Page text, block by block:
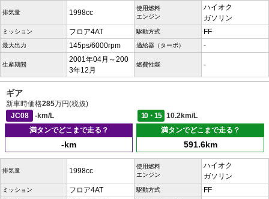
排気量 1998cc
使用燃料
エンジン
ハイオク
ガソリン
ミッション フロア4AT 駆動方式 FF
最大出力 145ps/6000rpm 過給器（ターボ） -
生産期間
2001年04月～200
3年12月
燃費性能 -
ギア
新車時価格285万円(税抜)
JC08
-km/L 10・15
10.2km/L
満タンでどこまで走る？
-km
満タンでどこまで走る？
591.6km
排気量 1998cc
使用燃料
エンジン
ハイオク
ガソリン
ミッション フロア4AT 駆動方式 FF